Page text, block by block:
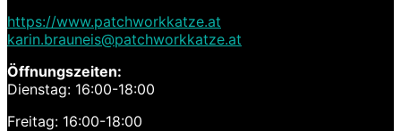
https://www.patchworkkatze.at
karin.brauneis@patchworkkatze.at
Öffnungszeiten:
Dienstag: 16:00-18:00
Freitag: 16:00-18:00